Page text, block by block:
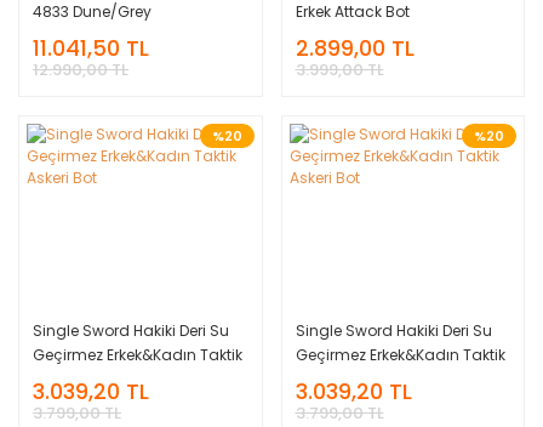
4833 Dune/Grey
11.041,50 TL
12.990,00 TL
Erkek Attack Bot
2.899,00 TL
3.999,00 TL
%20
Single Sword Hakiki Deri Su
Geçirmez Erkek&Kadın Taktik
Askeri Bot
3.039,20 TL
3.799,00 TL
%20
Single Sword Hakiki Deri Su
Geçirmez Erkek&Kadın Taktik
Askeri Bot
3.039,20 TL
3.799,00 TL